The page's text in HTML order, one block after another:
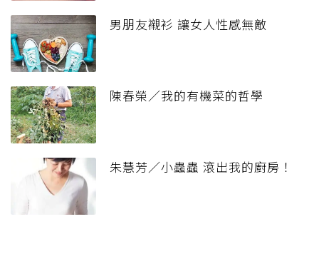
男朋友襯衫 讓女人性感無敵
陳春榮／我的有機菜的哲學
朱慧芳／小蟲蟲 滾出我的廚房！